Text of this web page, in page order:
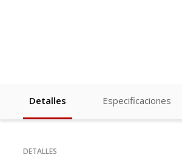
Detalles Especificaciones
DETALLES